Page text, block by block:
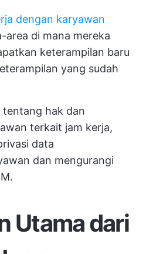
dengan karyawan
di mana mereka
keterampilan baru
yang sudah
tentang hak dan
terkait jam kerja,
data
dan mengurangi
Utama dari